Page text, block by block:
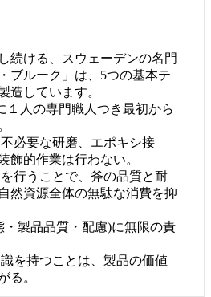
続ける、スウェーデンの名門
ブルーク」は、5つの基本テ
造しています。
人の専門職人つき最初から
必要な研磨、エポキシ接
飾的作業は行わない。
行うことで、斧の品質と耐
然資源全体の無駄な消費を抑
製品品質・配慮)に無限の責
を持つことは、製品の価値
る。